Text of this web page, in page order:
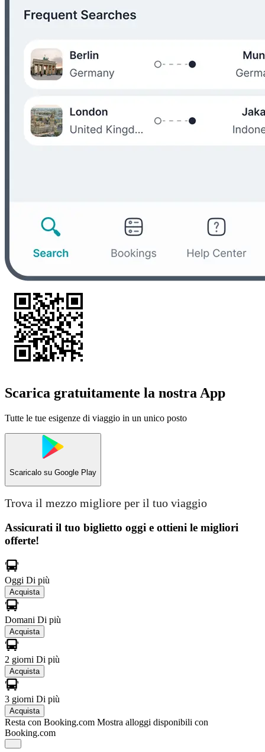
Scarica gratuitamente la nostra App
Tutte le tue esigenze di viaggio in un unico posto
Scaricalo su Google Play
Trova il mezzo migliore per il tuo viaggio
Assicurati il ​​tuo biglietto oggi e ottieni le migliori
offerte!
Oggi Di più
Acquista
Domani Di più
Acquista
2 giorni Di più
Acquista
3 giorni Di più
Acquista
Resta con Booking.com Mostra alloggi disponibili con
Booking.com